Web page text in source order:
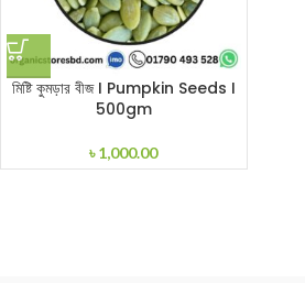
মিষ্টি কুমড়ার বীজ I Pumpkin Seeds I
500gm
৳1,000.00